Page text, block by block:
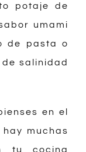
potaje de
umami
de pasta o
salinidad
en el
muchas
tu cocina